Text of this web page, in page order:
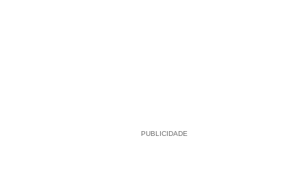
PUBLICIDADE